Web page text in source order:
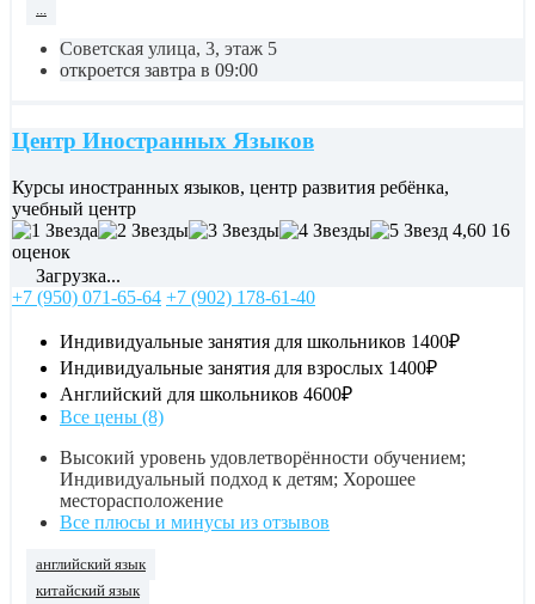
...
Советская улица, 3, этаж 5
откроется завтра в 09:00
Центр Иностранных Языков
Курсы иностранных языков, центр развития ребёнка,
учебный центр
4,60 16
оценок
Загрузка...
+7 (950) 071-65-64 +7 (902) 178-61-40
Индивидуальные занятия для школьников 1400₽
Индивидуальные занятия для взрослых 1400₽
Английский для школьников 4600₽
Все цены (8)
Высокий уровень удовлетворённости обучением;
Индивидуальный подход к детям; Хорошее
месторасположение
Все плюсы и минусы из отзывов
английский язык
китайский язык